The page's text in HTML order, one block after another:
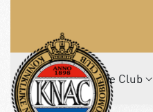
De Club